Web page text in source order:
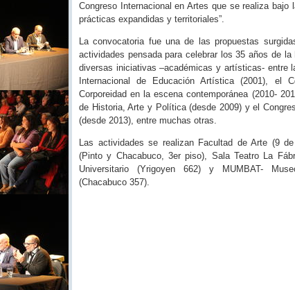
Congreso Internacional en Artes que se realiza bajo
prácticas expandidas y territoriales”.
La convocatoria fue una de las propuestas
actividades pensada para celebrar los 35 años de
diversas iniciativas –académicas y artísticas- entre
Internacional de Educación Artística (2001), el
Corporeidad en la escena contemporánea (2010-
de Historia, Arte y Política (desde 2009) y el
(desde 2013), entre muchas otras.
Las actividades se realizan Facultad de Arte (9
(Pinto y Chacabuco, 3er piso), Sala Teatro La
Universitario (Yrigoyen 662) y MUMBAT-
(Chacabuco 357).